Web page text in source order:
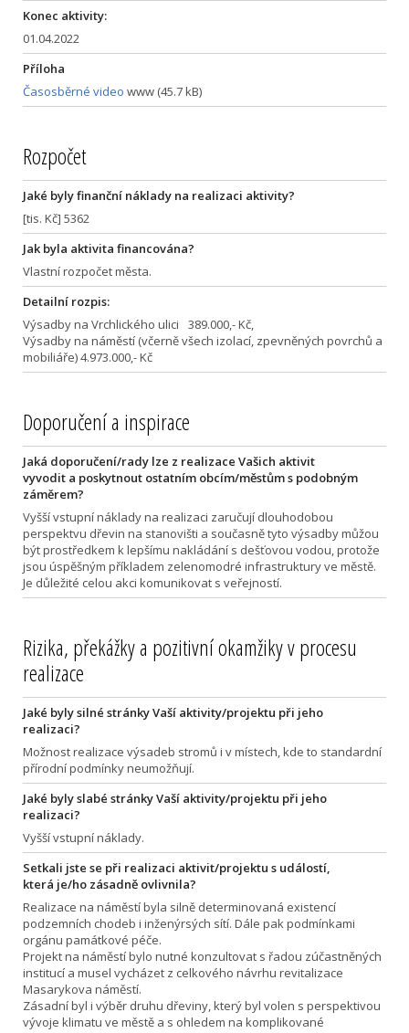
Konec aktivity:
01.04.2022
Příloha
Časosběrné video www (45.7 kB)
Rozpočet
Jaké byly finanční náklady na realizaci aktivity?
[tis. Kč] 5362
Jak byla aktivita financována?
Vlastní rozpočet města.
Detailní rozpis:
Výsadby na Vrchlického ulici 389.000,- Kč,
Výsadby na náměstí (včerně všech izolací, zpevněných povrchů a
mobiliáře) 4.973.000,- Kč
Doporučení a inspirace
Jaká doporučení/rady lze z realizace Vašich aktivit
vyvodit a poskytnout ostatním obcím/městům s podobným
záměrem?
Vyšší vstupní náklady na realizaci zaručují dlouhodobou
perspektvu dřevin na stanovišti a současně tyto výsadby můžou
být prostředkem k lepšímu nakládání s dešťovou vodou, protože
jsou úspěšným příkladem zelenomodré infrastruktury ve městě.
Je důležité celou akci komunikovat s veřejností.
Rizika, překážky a pozitivní okamžiky v procesu
realizace
Jaké byly silné stránky Vaší aktivity/projektu při jeho
realizaci?
Možnost realizace výsadeb stromů i v místech, kde to standardní
přírodní podmínky neumožňují.
Jaké byly slabé stránky Vaší aktivity/projektu při jeho
realizaci?
Vyšší vstupní náklady.
Setkali jste se při realizaci aktivit/projektu s událostí,
která je/ho zásadně ovlivnila?
Realizace na náměstí byla silně determinovaná existencí
podzemních chodeb i inženýrsých sítí. Dále pak podmínkami
orgánu památkové péče.
Projekt na náměstí bylo nutné konzultovat s řadou zúčastněných
institucí a musel vycházet z celkového návrhu revitalizace
Masarykova náměstí.
Zásadní byl i výběr druhu dřeviny, který byl volen s perspektivou
vývoje klimatu ve městě a s ohledem na komplikované